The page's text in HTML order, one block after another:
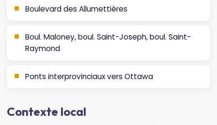
Boulevard des Allumettières
Boul. Maloney, boul. Saint-Joseph, boul. Saint-
Raymond
Ponts interprovinciaux vers Ottawa
Contexte local